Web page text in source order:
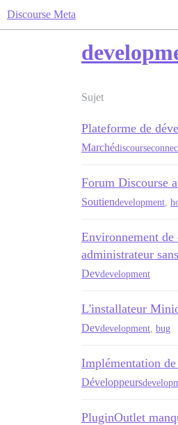
Discourse Meta
Sujet
Plateforme de
Marché
Forum Discourse
Soutiendevelopment
Environnement
administrateur
Devdevelopment
L'installateur
Devdevelopment bug
Implémentation
Développeurs
PluginOutlet